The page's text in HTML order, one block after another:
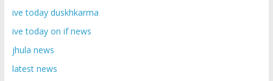
ive today duskhkarma
ive today on if news
jhula news
latest news